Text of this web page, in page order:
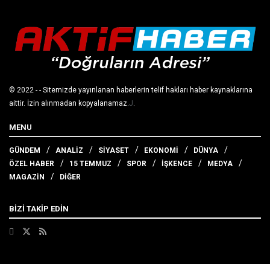
© 2022 - - Sitemizde yayınlanan haberlerin telif hakları haber kaynaklarına
aittir. İzin alınmadan kopyalanamaz.J.
MENU
GÜNDEM ANALİZ SİYASET EKONOMİ
DÜNYA
ÖZEL HABER
15 TEMMUZ SPOR İŞKENCE
MEDYA
MAGAZİN
DİĞER
BİZİ TAKİP EDİN